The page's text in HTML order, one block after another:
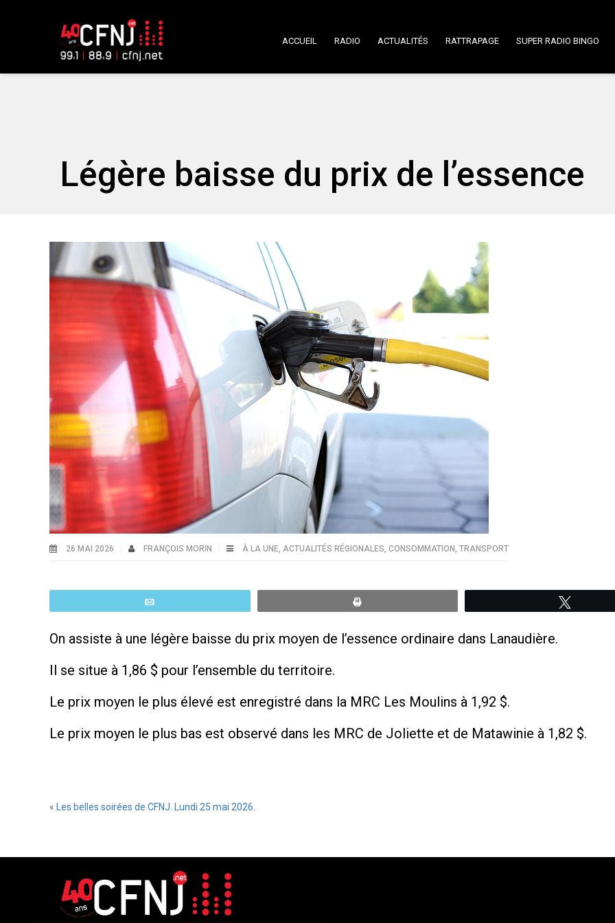
ACCUEIL RADIO ACTUALITÉS RATTRAPAGE SUPER RADIO BINGO
Légère baisse du prix de l’essence
26 MAI 2026 FRANÇOIS MORIN À LA UNE, ACTUALITÉS RÉGIONALES, CONSOMMATION, TRANSPORT
On assiste à une légère baisse du prix moyen de l’essence ordinaire dans Lanaudière.
Il se situe à 1,86 $ pour l’ensemble du territoire.
Le prix moyen le plus élevé est enregistré dans la MRC Les Moulins à 1,92 $.
Le prix moyen le plus bas est observé dans les MRC de Joliette et de Matawinie à 1,82 $.
« Les belles soirées de CFNJ. Lundi 25 mai 2026.